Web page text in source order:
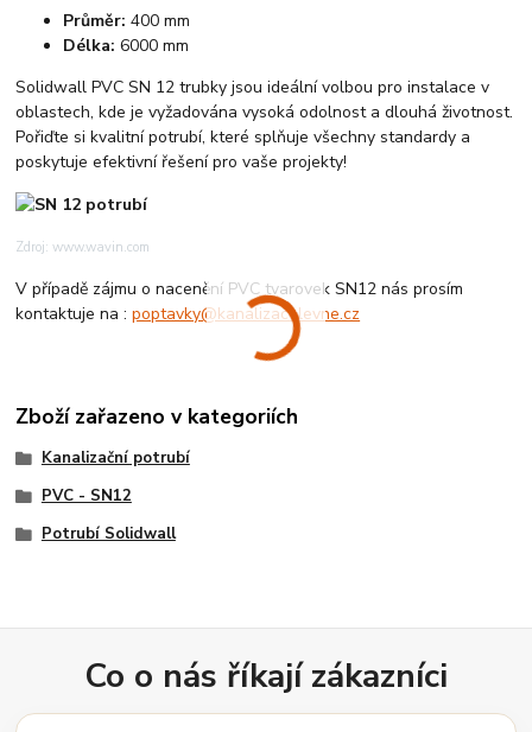
Průměr: 400 mm
Délka: 6000 mm
Solidwall PVC SN 12 trubky jsou ideální volbou pro instalace v
oblastech, kde je vyžadována vysoká odolnost a dlouhá životnost.
Pořiďte si kvalitní potrubí, které splňuje všechny standardy a
poskytuje efektivní řešení pro vaše projekty!
Zdroj: www.wavin.com
V případě zájmu o nacenění PVC tvarovek SN12 nás prosím
kontaktuje na :poptavky@kanalizacelevne.cz
Zboží zařazeno v kategoriích
Kanalizační potrubí
PVC - SN12
Potrubí Solidwall
Co o nás říkají zákazníci